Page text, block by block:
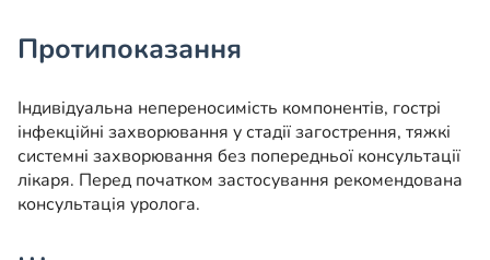
Протипоказання
Індивідуальна непереносимість компонентів, гострі
інфекційні захворювання у стадії загострення, тяжкі
системні захворювання без попередньої консультації
лікаря. Перед початком застосування рекомендована
консультація уролога.